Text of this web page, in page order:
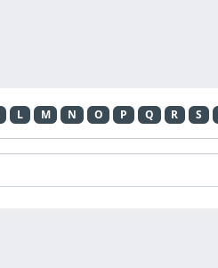
L M N O P Q R S